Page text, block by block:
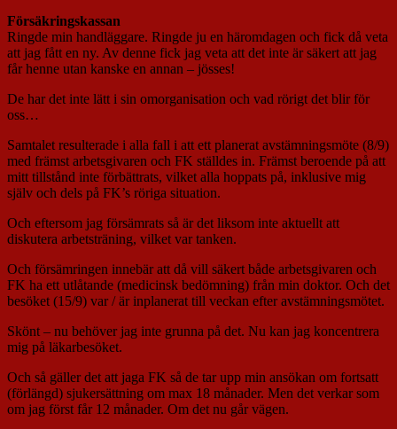
Försäkringskassan
Ringde min handläggare. Ringde ju en häromdagen och fick då veta
att jag fått en ny. Av denne fick jag veta att det inte är säkert att jag
får henne utan kanske en annan – jösses!
De har det inte lätt i sin omorganisation och vad rörigt det blir för
oss…
Samtalet resulterade i alla fall i att ett planerat avstämningsmöte (8/9)
med främst arbetsgivaren och FK ställdes in. Främst beroende på att
mitt tillstånd inte förbättrats, vilket alla hoppats på, inklusive mig
själv och dels på FK’s röriga situation.
Och eftersom jag försämrats så är det liksom inte aktuellt att
diskutera arbetsträning, vilket var tanken.
Och försämringen innebär att då vill säkert både arbetsgivaren och
FK ha ett utlåtande (medicinsk bedömning) från min doktor. Och det
besöket (15/9) var / är inplanerat till veckan efter avstämningsmötet.
Skönt – nu behöver jag inte grunna på det. Nu kan jag koncentrera
mig på läkarbesöket.
Och så gäller det att jaga FK så de tar upp min ansökan om fortsatt
(förlängd) sjukersättning om max 18 månader. Men det verkar som
om jag först får 12 månader. Om det nu går vägen.